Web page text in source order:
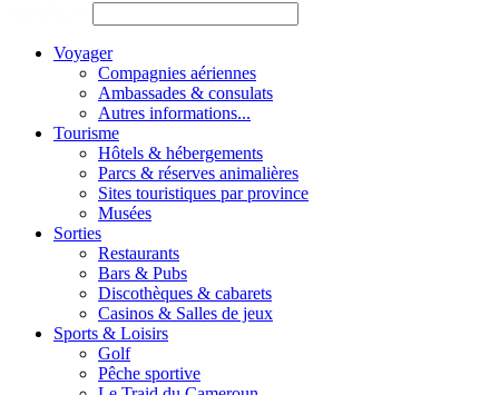
Voyager
Compagnies aériennes
Ambassades & consulats
Autres informations...
Tourisme
Hôtels & hébergements
Parcs & réserves animalières
Sites touristiques par province
Musées
Sorties
Restaurants
Bars & Pubs
Discothèques & cabarets
Casinos & Salles de jeux
Sports & Loisirs
Golf
Pêche sportive